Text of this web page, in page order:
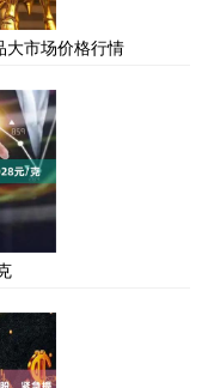
大市场价格行情